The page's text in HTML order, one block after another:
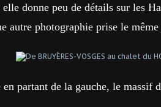
donne peu de détails sur les
autre photographie prise le
partant de la gauche, le massif